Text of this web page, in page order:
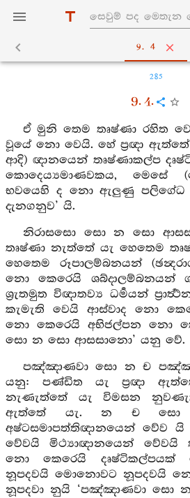
9. 4
285
9. 4.
ඒ මුනි තෙම තෘෂ්ණා රහිත
වූයේ නො වෙයි. හේ ප්‍රඥා
ආදි) ඥානයෙන් තෘෂ්ණාකල්ප
කොදෙය්‍යමාණවකය, මෙසේ
භවයෙහි ද නො ඇලුණු පලිගේධ
දැනගනුව’ යි.
නිරාසසො සො න සො
තෘෂ්ණා නැත්තේ යැ හෙතෙම
හෙතෙම රූපාලම්බනයන් (ඡන්‍දරාග
නො කෙරෙයි ශබ්දාලම්බනයන්
ශ්‍රැතමුත විඥාතව්‍ය ධර්‍මයන්
කැමැති වෙයි ආස්වාද නො
නො කෙරෙයි අභිජල්පන නො
සො න සො ආසසානො’ යනු වේ.
පඤ්ඤාණවා සො න ච
යනු: පණ්ඩිත යැ ප්‍රඥා
නැණැත්තේ යැ විමසන
ඇත්තේ යැ. න ච සො
අෂ්ටසමාපත්තිඥානයෙන් වේව
වේවයි මිථ්‍යාඥානයෙන් වේවයි
නො කෙරෙයි
නූපදවයි මොනොවට නූපදවයි
නූපදවා නුයි ‘පඤ්ඤාණවා සො